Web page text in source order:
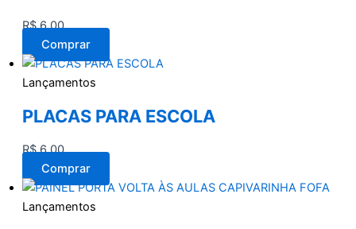
R$6,00
Comprar
Lançamentos
PLACAS PARA ESCOLA
R$6,00
Comprar
Lançamentos